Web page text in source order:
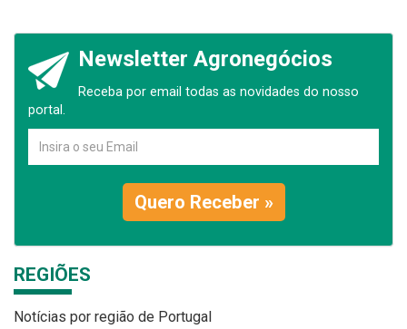
Newsletter Agronegócios
Receba por email todas as novidades do nosso
portal.
Quero Receber »
REGIÕES
Notícias por região de Portugal